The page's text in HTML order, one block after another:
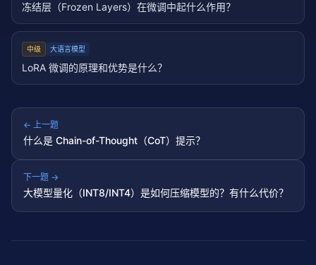
冻结层（Frozen Layers）在微调中起什么作用？
中级 大语言模型
LoRA 微调的原理和优势是什么？
← 上一题
什么是 Chain-of-Thought（CoT）提示？
下一题 →
大模型量化（INT8/INT4）是如何压缩模型的？有什么代价？